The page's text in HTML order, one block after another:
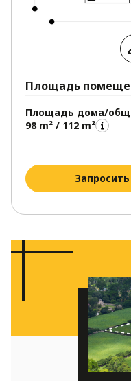
Площадь
Площадь дома/
98 m² / 112 m²